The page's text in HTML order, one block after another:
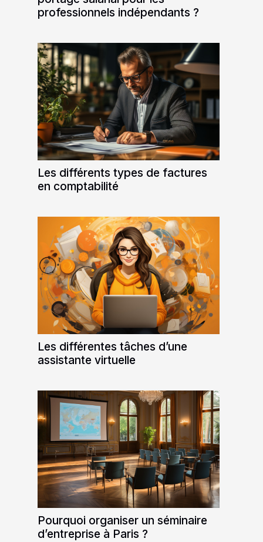
professionnels indépendants ?
Les différents types de factures
en comptabilité
Les différentes tâches d’une
assistante virtuelle
Pourquoi organiser un séminaire
d’entreprise à Paris ?